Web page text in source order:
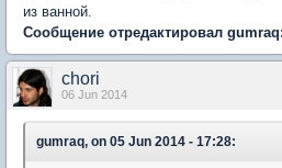
из ванной.
Сообщение отредактировал
chori
06 Jun 2014
gumraq, on 05 Jun 2014 - 17:28: